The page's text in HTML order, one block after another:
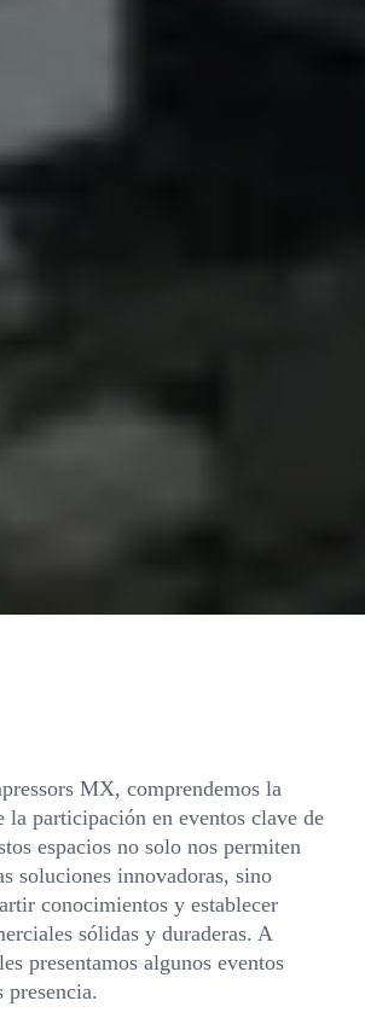
MX, comprendemos la
la participación en eventos clave de
espacios no solo nos permiten
soluciones innovadoras, sino
conocimientos y establecer
sólidas y duraderas. A
presentamos algunos eventos
presencia.